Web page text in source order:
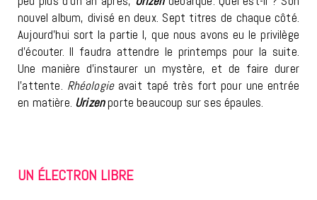
nouvel album, divisé en deux. Sept titres de chaque côté.
Aujourd’hui sort la partie I, que nous avons eu le privilège
d’écouter. Il faudra attendre le printemps pour la suite.
Une manière d’instaurer un mystère, et de faire durer
l’attente. Rhéologieavait tapé très fort pour une entrée
en matière. Urizenporte beaucoup sur ses épaules.
UN ÉLECTRON LIBRE